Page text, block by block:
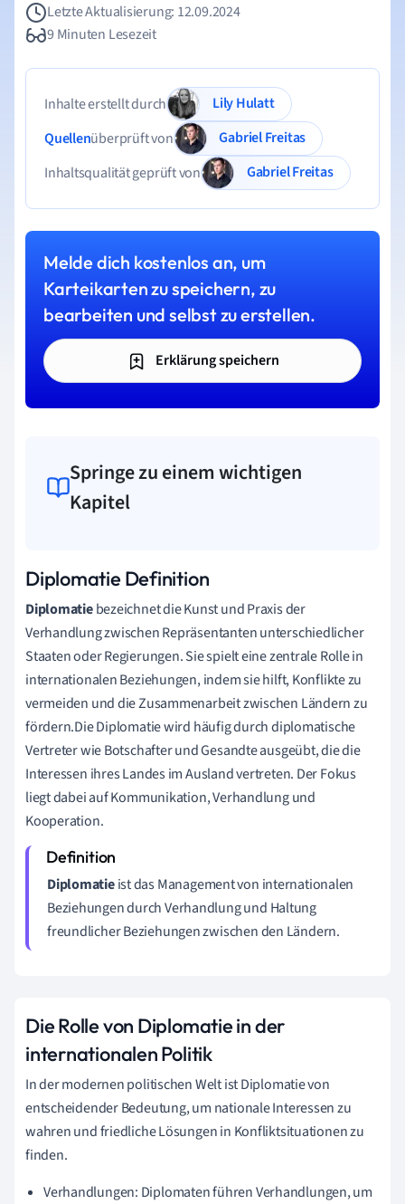
Letzte Aktualisierung: 12.09.2024
9 Minuten Lesezeit
Inhalte erstellt durch
Lily Hulatt
Quellenüberprüft von
Gabriel Freitas
Inhaltsqualität geprüft von
Gabriel Freitas
Melde dich kostenlos an, um
Karteikarten zu speichern, zu
bearbeiten und selbst zu erstellen.
Erklärung speichern
Springe zu einem wichtigen
Kapitel
Diplomatie Definition
Diplomatiebezeichnet die Kunst und Praxis der
Verhandlung zwischen Repräsentanten unterschiedlicher
Staaten oder Regierungen. Sie spielt eine zentrale Rolle in
internationalen Beziehungen, indem sie hilft, Konflikte zu
vermeiden und die Zusammenarbeit zwischen Ländern zu
fördern.Die Diplomatie wird häufig durch diplomatische
Vertreter wie Botschafter und Gesandte ausgeübt, die die
Interessen ihres Landes im Ausland vertreten. Der Fokus
liegt dabei auf Kommunikation, Verhandlung und
Kooperation.
Diplomatieist das Management von internationalen
Beziehungen durch Verhandlung und Haltung
freundlicher Beziehungen zwischen den Ländern.
Die Rolle von Diplomatie in der
internationalen Politik
In der modernen politischen Welt ist Diplomatie von
entscheidender Bedeutung, um nationale Interessen zu
wahren und friedliche Lösungen in Konfliktsituationen zu
finden.
Verhandlungen: Diplomaten führen Verhandlungen, um